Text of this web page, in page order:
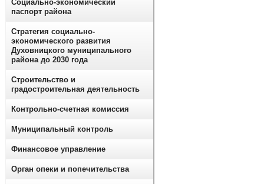
Социально-экономический
паспорт района
Стратегия социально-
экономического развития
Духовницкого муниципального
района до 2030 года
Строительство и
градостроительная деятельность
Контрольно-счетная комиссия
Муниципальный контроль
Финансовое управление
Орган опеки и попечительства